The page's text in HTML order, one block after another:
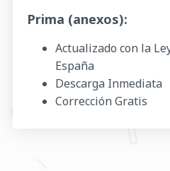
Prima (anexos):
Actualizado con la
España
Descarga Inmediata
Corrección Gratis